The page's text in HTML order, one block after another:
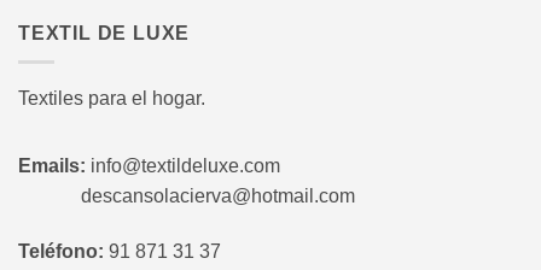
TEXTIL DE LUXE
Textiles para el hogar.
Emails: info@textildeluxe.com
descansolacierva@hotmail.com
Teléfono: 91 871 31 37